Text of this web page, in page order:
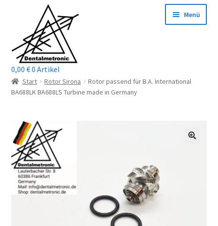
Navigation
springen
springen
Menü
Home
Mein Konto / Login
Kontakt
Reparaturservice
0,00 €0 Artikel
Start Rotor Sirona
Rotor passend für B.A. International
BA688LK BA688LS Turbine made in Germany